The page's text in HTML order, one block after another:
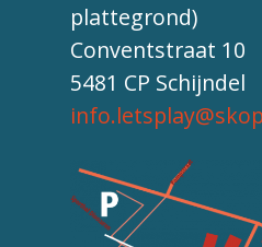
plattegrond)
Conventstraat 10
5481 CP Schijndel